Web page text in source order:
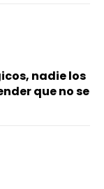
nadie los
que no se